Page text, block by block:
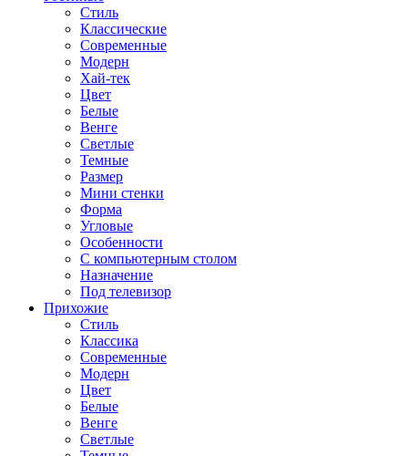
Стиль
Классические
Современные
Модерн
Хай-тек
Цвет
Белые
Венге
Светлые
Темные
Размер
Мини стенки
Форма
Угловые
Особенности
С компьютерным столом
Назначение
Под телевизор
Прихожие
Стиль
Классика
Современные
Модерн
Цвет
Белые
Венге
Светлые